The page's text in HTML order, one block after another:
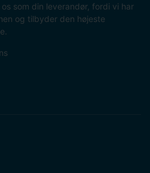
som din leverandør, fordi vi har
og tilbyder den højeste